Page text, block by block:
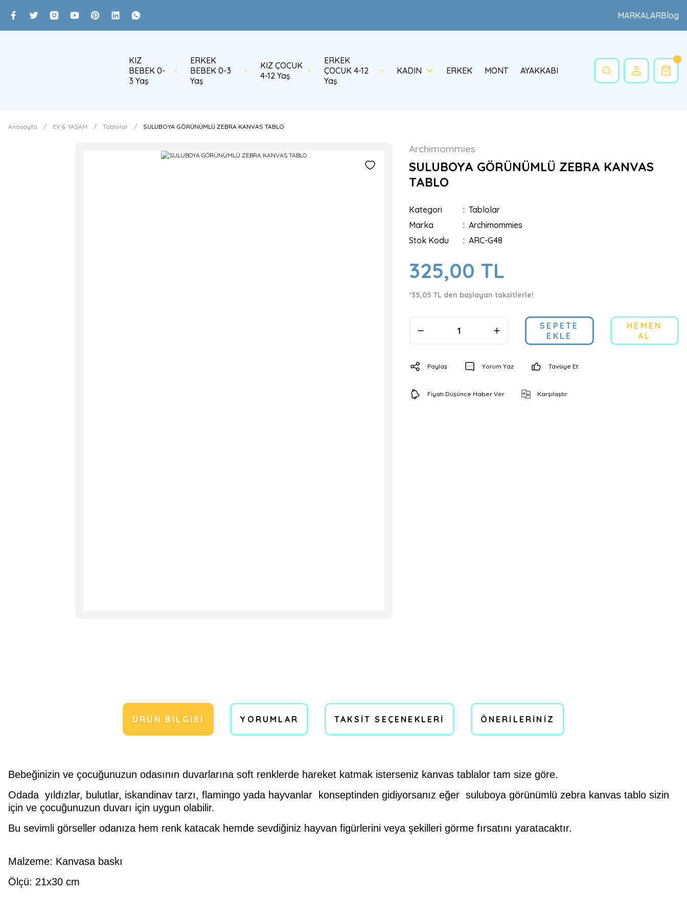
MARKALARBlog
KIZ
BEBEK 0-
3 Yaş
ERKEK
BEBEK 0-3
Yaş
KIZ ÇOCUK
4-12 Yaş
ERKEK
ÇOCUK 4-12
Yaş
KADIN ERKEK MONT AYAKKABI
Anasayfa EV & YAŞAM Tablolar SULUBOYA GÖRÜNÜMLÜ ZEBRA KANVAS TABLO
Archimommies
SULUBOYA GÖRÜNÜMLÜ ZEBRA KANVAS
TABLO
Kategori
Tablolar
Marka
Archimommies
Stok Kodu
ARC-G48
325,00 TL
*35,05 TL den başlayan taksitlerle!
SEPETE
EKLE
HEMEN
AL
Paylaş Yorum Yaz Tavsiye Et
Fiyatı Düşünce Haber Ver Karşılaştır
ÜRÜN BILGISI YORUMLAR TAKSIT SEÇENEKLERI ÖNERILERINIZ
Bebeğinizin ve çocuğunuzun odasının duvarlarına soft renklerde hareket katmak isterseniz kanvas tablalor tam size göre.
Odada yıldızlar, bulutlar, iskandinav tarzı, flamingo yada hayvanlar konseptinden gidiyorsanız eğer suluboya görünümlü zebra kanvas tablo sizin
için ve çocuğunuzun duvarı için uygun olabilir.
Bu sevimli görseller odanıza hem renk katacak hemde sevdiğiniz hayvan figürlerini veya şekilleri görme fırsatını yaratacaktır.
Malzeme: Kanvasa baskı
Ölçü: 21x30 cm